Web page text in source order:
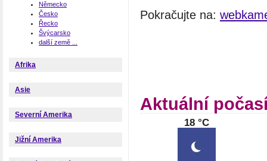
Německo
Česko
Řecko
Švýcarsko
další země ...
Afrika
Asie
Severní Amerika
Jižní Amerika
Pokračujte na:
Aktuální
18 °C